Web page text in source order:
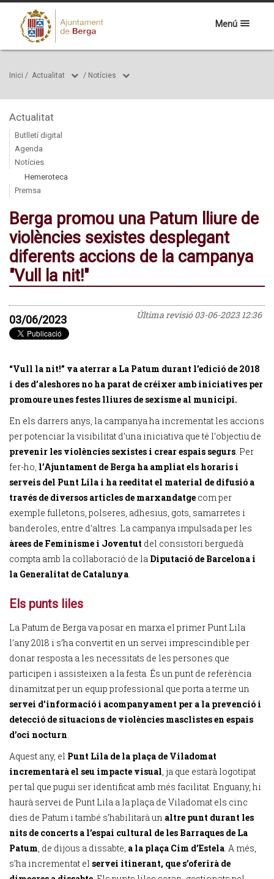
Menú
Inici / Actualitat / Notícies
Actualitat
Butlletí digital
Agenda
Notícies
Hemeroteca
Premsa
Berga promou una Patum lliure de
violències sexistes desplegant
diferents accions de la campanya
"Vull la nit!"
Última revisió03-06-2023 12:36
03/06/2023
“Vull la nit!” va aterrar a La Patum durant l’edició de 2018
i des d’aleshores no ha parat de créixer amb iniciatives per
promoure unes festes lliures de sexisme al municipi.
En els darrers anys, la campanya ha incrementat les accions
per potenciar la visibilitat d’una iniciativa que té l’objectiu de
prevenir les violències sexistes i crear espais segurs. Per
fer-ho, l’Ajuntament de Berga ha ampliat els horaris i
serveis del Punt Lila i ha reeditat el material de difusió a
través de diversos articles de marxandatge com per
exemple fulletons, polseres, adhesius, gots, samarretes i
banderoles, entre d’altres. La campanya impulsada per les
àrees de Feminisme i Joventut del consistori berguedà
compta amb la col·laboració de la Diputació de Barcelona i
la Generalitat de Catalunya.
Els punts liles
La Patum de Berga va posar en marxa el primer Punt Lila
l’any 2018 i s’ha convertit en un servei imprescindible per
donar resposta a les necessitats de les persones que
participen i assisteixen a la festa. És un punt de referència
dinamitzat per un equip professional que porta a terme un
servei d’informació i acompanyament per a la prevenció i
detecció de situacions de violències masclistes en espais
d’oci nocturn.
Aquest any, el Punt Lila de la plaça de Viladomat
incrementarà el seu impacte visual, ja que estarà logotipat
per tal que pugui ser identificat amb més facilitat. Enguany, hi
haurà servei de Punt Lila a la plaça de Viladomat els cinc
dies de Patum i també s’habilitarà un altre punt durant les
nits de concerts a l’espai cultural de les Barraques de La
Patum, de dijous a dissabte, a la plaça Cim d’Estela. A més,
s’ha incrementat el servei itinerant, que s’oferirà de